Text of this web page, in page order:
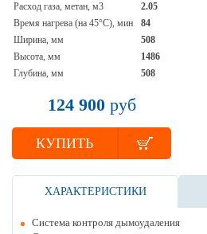
Расход газа, метан, м3
2.05
Время нагрева (на 45°С), мин
84
Ширина, мм
508
Высота, мм
1486
Глубина, мм
508
124 900руб
КУПИТЬ
ХАРАКТЕРИСТИКИ
Система контроля дымоудаления